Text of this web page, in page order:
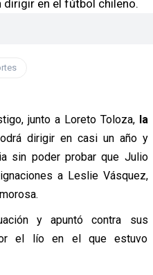
en el fútbol chileno.
junto a Loreto Toloza, la
dirigir en casi un año y
sin poder probar que Julio
a Leslie Vásquez,
y apuntó contra sus
el lío en el que estuvo